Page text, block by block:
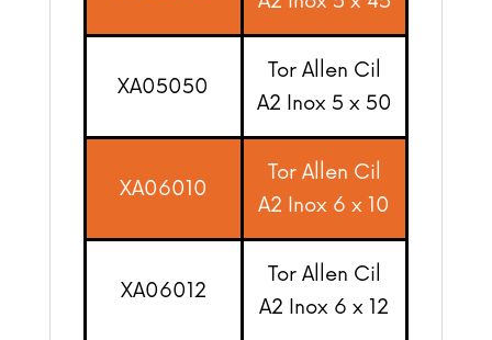
XA05050
Tor Allen Cil
A2 Inox 5 x 50
XA06010
Tor Allen Cil
A2 Inox 6 x 10
XA06012
Tor Allen Cil
A2 Inox 6 x 12